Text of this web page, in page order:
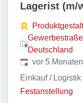
Lagerist (m/
Deutschland
Veröffentlicht:
vor 5 Monaten
Einkauf /
Festanstellung